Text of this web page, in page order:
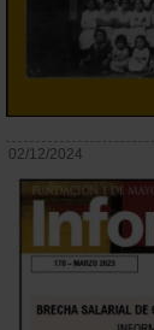
02/12/2024